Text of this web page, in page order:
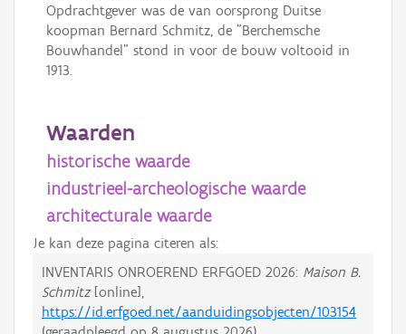
Opdrachtgever was de van oorsprong Duitse
koopman Bernard Schmitz, de "Berchemsche
Bouwhandel" stond in voor de bouw voltooid in
1913.
Waarden
historische waarde
industrieel-archeologische waarde
architecturale waarde
Je kan deze pagina citeren als:
INVENTARIS ONROEREND ERFGOED 2026: Maison B.
Schmitz[online],
https://id.erfgoed.net/aanduidingsobjecten/103154